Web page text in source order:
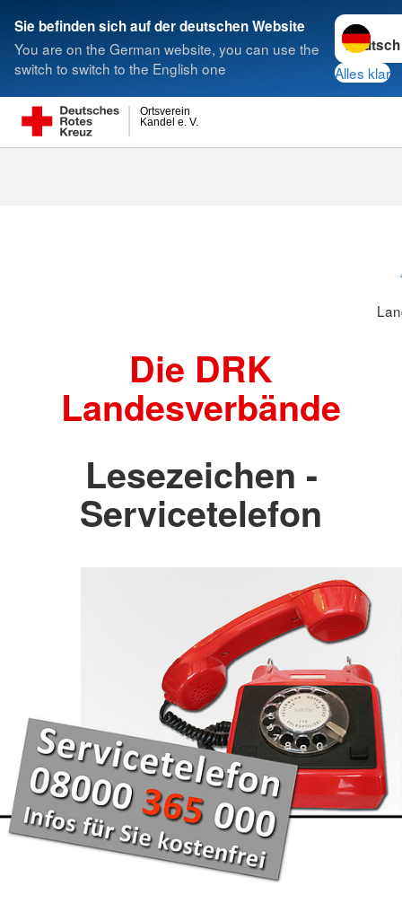
Sie befinden sich auf der deutschen Website
You are on the German website, you can use the
switch to switch to the English one
Sprache
Alles klar
Kandel e. V.
Ortsverein
Suche
Die DRK
Landesverbände
Lesezeichen -
Servicetelefon